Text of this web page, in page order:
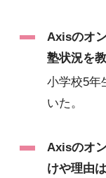
Axisのオ
塾状況を
小学校5年
いた。
Axisのオ
けや理由